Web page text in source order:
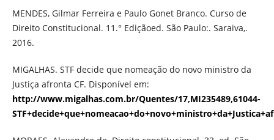
MENDES, Gilmar Ferreira e Paulo Gonet Branco. Curso de
Direito Constitucional. 11.° Ediçãoed. São Paulo:. Saraiva,.
2016.
MIGALHAS. STF decide que nomeação do novo ministro da
Justiça afronta CF. Disponível em:
http://www.migalhas.com.br/Quentes/17,MI235489,61044-